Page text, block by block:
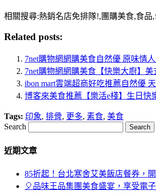
相關搜尋:熱銷名店免排隊!,團購美食,食
Related posts:
7net購物網網購美食自然優 原味情
7net購物網網購美食【快樂大廚】
ibon mart雲端超商好吃推薦自然優
博客來美食推薦【樂活e棧】生日快
Tags: 印象, 排骨, 更多, 素食, 美食
Search
近期文章
85折起！台北寒舍艾美飯店餐券，
🎈品味王品集團美食盛宴，享受電